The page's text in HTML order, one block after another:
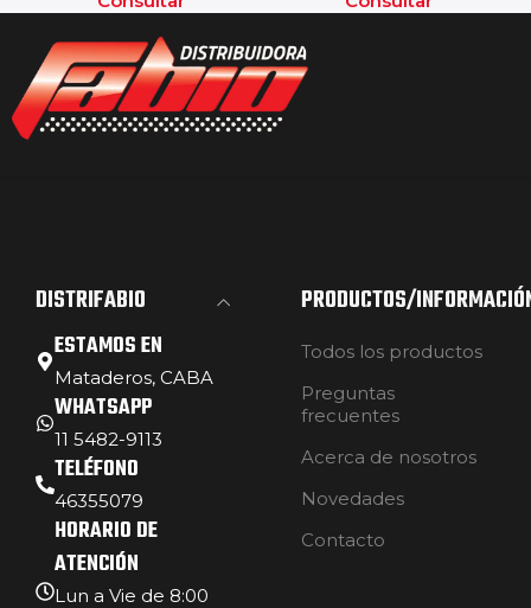
DISTRIFABIO
ESTAMOS EN
Mataderos, CABA
WHATSAPP
11 5482-9113
TELÉFONO
46355079
HORARIO DE
ATENCIÓN
Lun a Vie de 8:00
PRODUCTOS/
Todos los productos
Preguntas
frecuentes
Acerca de nosotros
Novedades
Contacto